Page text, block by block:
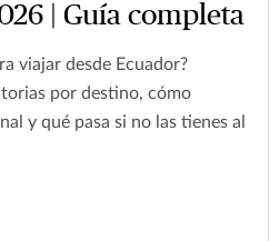
| Guía completa
viajar desde Ecuador?
por destino, cómo
y qué pasa si no las tienes al